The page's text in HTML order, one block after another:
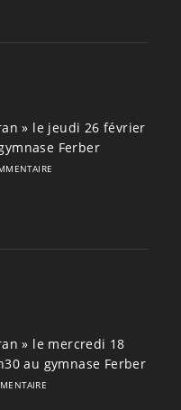
» le jeudi 26 février
Ferber
» le mercredi 18
au gymnase Ferber